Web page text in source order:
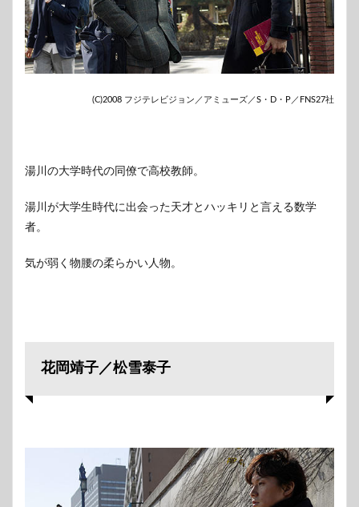
(C)2008 フジテレビジョン／アミューズ／S・D・P／FNS27社
湯川の大学時代の同僚で高校教師。
湯川が大学生時代に出会った天才とハッキリと言える数学
者。
気が弱く物腰の柔らかい人物。
花岡靖子／松雪泰子